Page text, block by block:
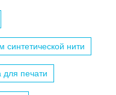
синтетической нити
для печати